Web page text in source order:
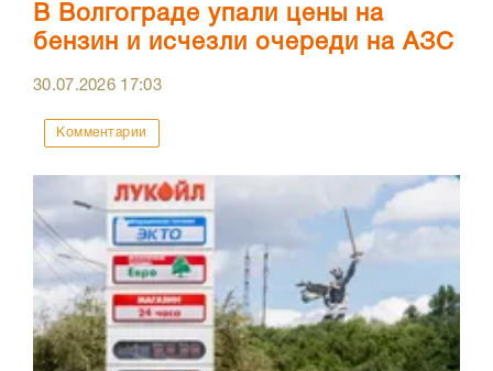
В Волгограде упали цены на
бензин и исчезли очереди на АЗС
30.07.2026 17:03
Комментарии